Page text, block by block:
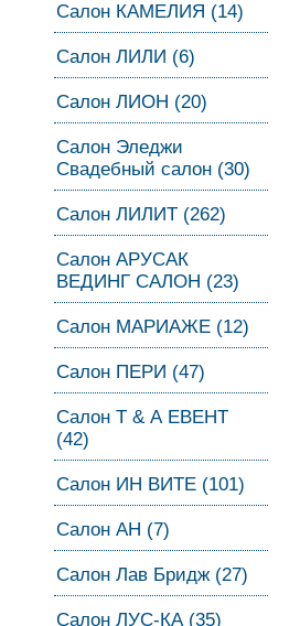
Салон КАМЕЛИЯ (14)
Салон ЛИЛИ (6)
Салон ЛИОН (20)
Салон Эледжи
Свадебный салон (30)
Салон ЛИЛИТ (262)
Салон АРУСАК
ВЕДИНГ САЛОН (23)
Салон МАРИАЖЕ (12)
Салон ПЕРИ (47)
Салон Т & А ЕВЕНТ
(42)
Салон ИН ВИТЕ (101)
Салон АН (7)
Салон Лав Бридж (27)
Салон ЛУС-КА (35)